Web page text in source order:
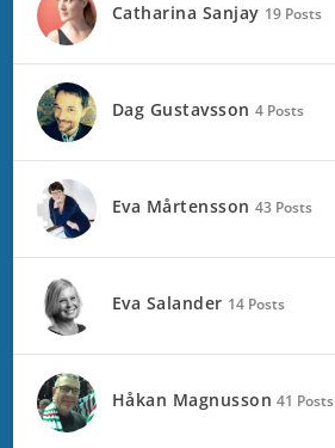
Catharina Sanjay 19 Posts
Dag Gustavsson 4 Posts
Eva Mårtensson 43 Posts
Eva Salander 14 Posts
Håkan Magnusson 41 Posts